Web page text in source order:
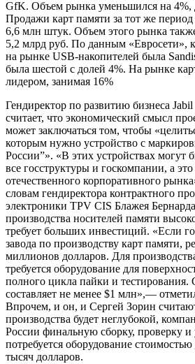
GfK. Объем рынка уменьшился на 4%,
Продажи карт памяти за тот же
6,6 млн штук. Объем этого рынка
5,2 млрд руб. По данным «Евросети»,
на рынке USB-накопителей была
была шестой с долей 4%. На рынке
лидером, занимая 16%
Гендиректор по развитию бизнеса
считает, что экономический смысл
может заключаться том, чтобы
которым нужно устройство с
России”». «В этих устройствах могут
все госструктуры и госкомпании, а
отечественного корпоративного
словам гендиректора контрактного
электроники TPV CIS Блажея
производства носителей памяти
требует больших инвестиций. «Если
завода по производству карт памяти,
миллионов долларов. Для
требуется оборудование для
полного цикла пайки и тестирования.
составляет не менее $1 млн»,—
Впрочем, и он, и Сергей Зорин
производства будет неглубокой,
России финальную сборку, проверку и
потребуется оборудование
тысяч долларов.